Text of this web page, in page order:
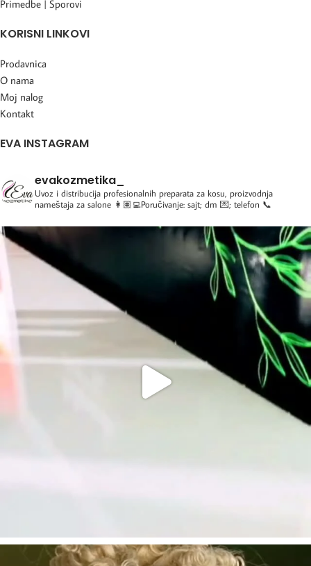
Primedbe | Sporovi
KORISNI LINKOVI
Prodavnica
O nama
Moj nalog
Kontakt
EVA INSTAGRAM
evakozmetika_
Uvoz i distribucija profesionalnih preparata za kosu, proizvodnja
nameštaja za salone 👩🏽‍💻Poručivanje: sajt; dm 💌; telefon 📞